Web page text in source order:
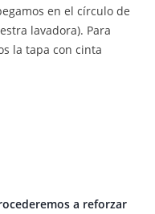
en el círculo de
lavadora). Para
la tapa con cinta
a reforzar